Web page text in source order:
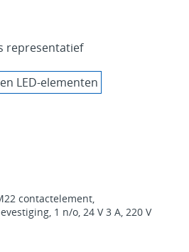
representatief
contactelement,
1 n/o, 24 V 3 A, 220 V